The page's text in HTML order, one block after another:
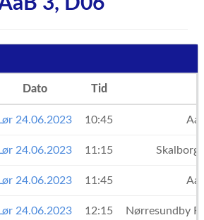
Dato Tid
Lør 24.06.2023 10:45
Lør 24.06.2023 11:15 Skalborg
Lør 24.06.2023 11:45
Lør 24.06.2023 12:15 Nørresundby